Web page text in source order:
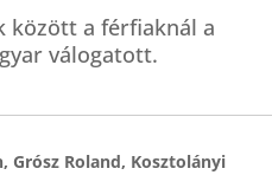
között a férfiaknál a
válogatott.
Grósz Roland, Kosztolányi